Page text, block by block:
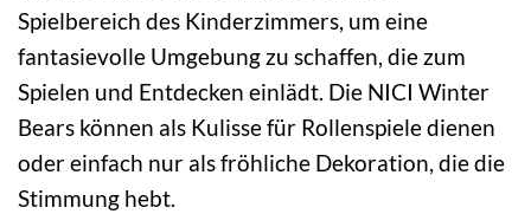
Spielbereich des Kinderzimmers, um eine
fantasievolle Umgebung zu schaffen, die zum
Spielen und Entdecken einlädt. Die NICI Winter
Bears können als Kulisse für Rollenspiele dienen
oder einfach nur als fröhliche Dekoration, die die
Stimmung hebt.